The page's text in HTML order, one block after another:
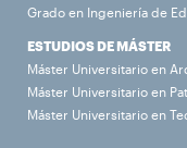
Grado en Ingeniería de
ESTUDIOS DE MÁSTER
Máster Universitario en
Máster Universitario en
Máster Universitario en